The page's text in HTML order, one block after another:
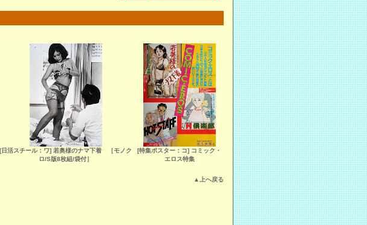
[日活スチール：ワ] 若奥様のナマ下着 ［モノク
ロ/S版8枚組/袋付］
[特集ポスター：コ] コミック・
エロス特集
▲上へ戻る